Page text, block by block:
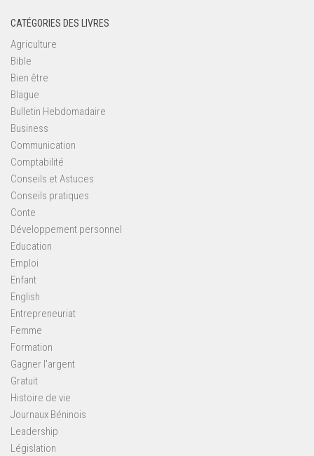
CATÉGORIES DES LIVRES
Agriculture
Bible
Bien être
Blague
Bulletin Hebdomadaire
Business
Communication
Comptabilité
Conseils et Astuces
Conseils pratiques
Conte
Développement personnel
Education
Emploi
Enfant
English
Entrepreneuriat
Femme
Formation
Gagner l'argent
Gratuit
Histoire de vie
Journaux Béninois
Leadership
Législation